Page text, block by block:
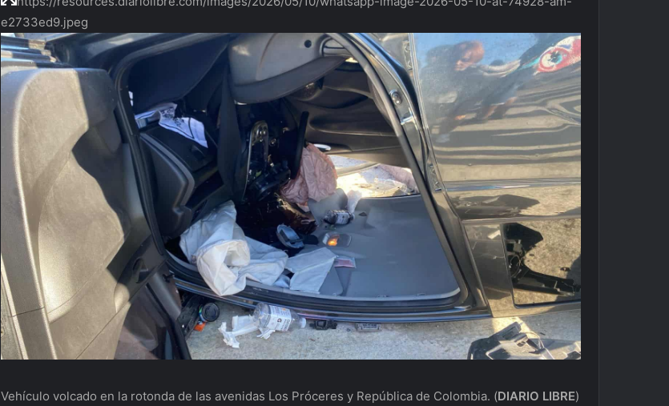
e2733ed9.jpeg
Vehículo volcado en la rotonda de las avenidas Los Próceres y República de Colombia. (DIARIO LIBRE)